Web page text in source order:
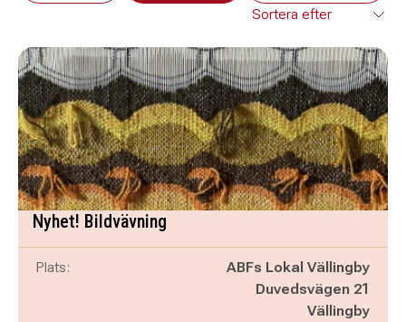
Nyhet! Bildvävning
Plats:
ABFs Lokal Vällingby
Duvedsvägen 21
Vällingby